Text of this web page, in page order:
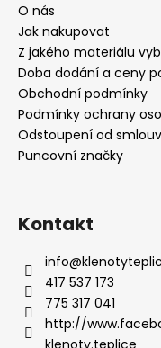
O nás
Jak nakupovat
Z jakého materiálu
Doba dodání a ceny
Obchodní podmínky
Podmínky ochrany
Odstoupení od
Puncovní značky
Kontakt
info@
417 537 173
775 317 041
http://
klenoty.teplice